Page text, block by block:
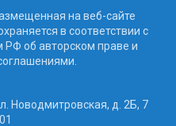
на веб-сайте
в соответствии с
РФ об авторском праве и
Новодмитровская, д. 2Б, 7